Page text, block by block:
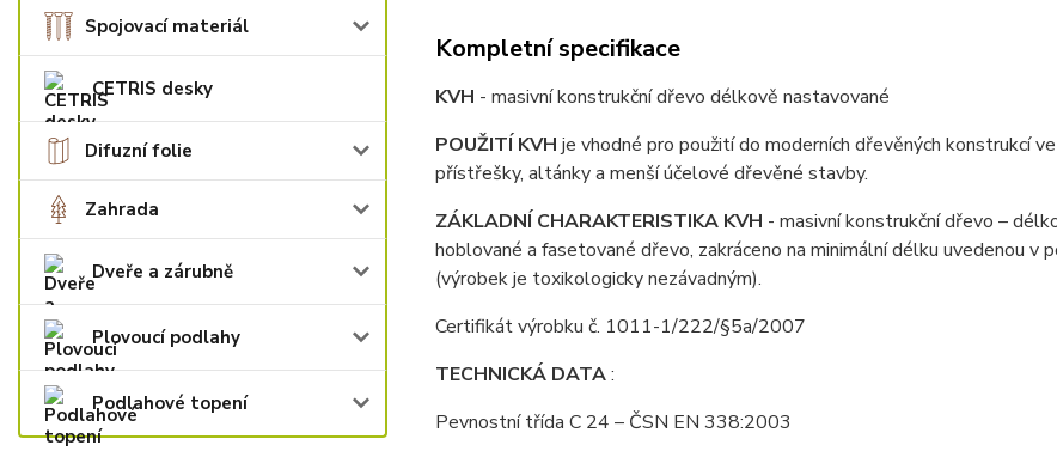
Spojovací materiál
CETRIS desky
Difuzní folie
Zahrada
Dveře a zárubně
Plovoucí podlahy
Podlahové topení
Kompletní specifikace
KVH - masivní konstrukční dřevo délkově nastavované
POUŽITÍ KVH je vhodné pro použití do moderních dřevěných konstrukcí
přístřešky, altánky a menší účelové dřevěné stavby.
ZÁKLADNÍ CHARAKTERISTIKA KVH - masivní konstrukční dřevo –
hoblované a fasetované dřevo, zakráceno na minimální délku uvedenou
(výrobek je toxikologicky nezávadným).
Certifikát výrobku č. 1011-1/222/§5a/2007
TECHNICKÁ DATA:
Pevnostní třída C 24 – ČSN EN 338:2003